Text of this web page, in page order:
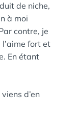
de niche,
à moi
contre, je
fort et
En étant
d’en